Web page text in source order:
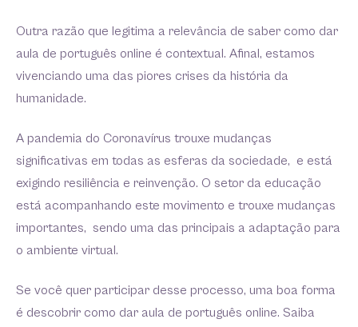
Outra razão que legitima a relevância de saber como dar
aula de português online é contextual. Afinal, estamos
vivenciando uma das piores crises da história da
humanidade.
A pandemia do Coronavírus trouxe mudanças
significativas em todas as esferas da sociedade, e está
exigindo resiliência e reinvenção. O setor da educação
está acompanhando este movimento e trouxe mudanças
importantes, sendo uma das principais a adaptação para
o ambiente virtual.
Se você quer participar desse processo, uma boa forma
é descobrir como dar aula de português online. Saiba